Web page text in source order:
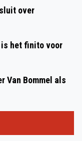
over
is het finito voor
Van Bommel als